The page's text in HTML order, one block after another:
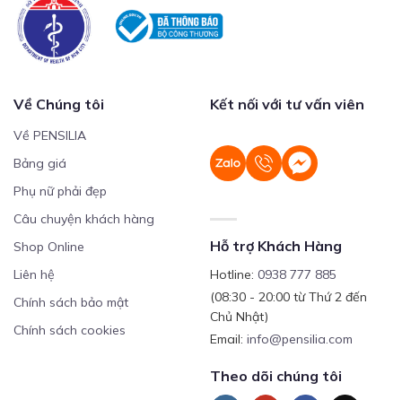
Về Chúng tôi
Về PENSILIA
Bảng giá
Phụ nữ phải đẹp
Câu chuyện khách hàng
Shop Online
Liên hệ
Chính sách bảo mật
Chính sách cookies
Kết nối với tư vấn viên
Hỗ trợ Khách Hàng
Hotline: 0938 777 885
(08:30 - 20:00 từ Thứ 2 đến
Chủ Nhật)
Email: info@pensilia.com
Theo dõi chúng tôi